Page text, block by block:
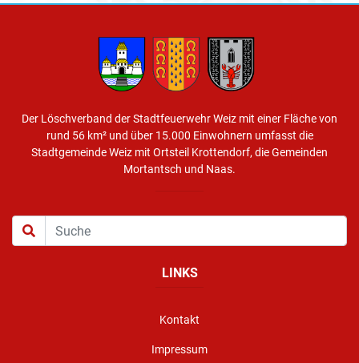
Der Löschverband der Stadtfeuerwehr Weiz mit einer Fläche von
rund 56 km² und über 15.000 Einwohnern umfasst die
Stadtgemeinde Weiz mit Ortsteil Krottendorf, die Gemeinden
Mortantsch und Naas.
LINKS
Kontakt
Impressum